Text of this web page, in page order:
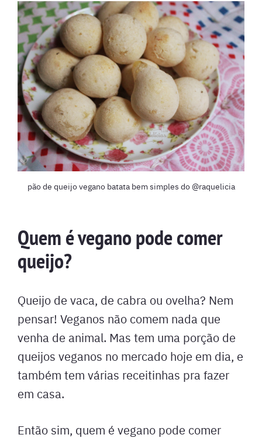
pão de queijo vegano batata bem simples do @raquelicia
Quem é vegano pode comer
queijo?
Queijo de vaca, de cabra ou ovelha? Nem
pensar! Veganos não comem nada que
venha de animal. Mas tem uma porção de
queijos veganos no mercado hoje em dia, e
também tem várias receitinhas pra fazer
em casa.
Então sim, quem é vegano pode comer